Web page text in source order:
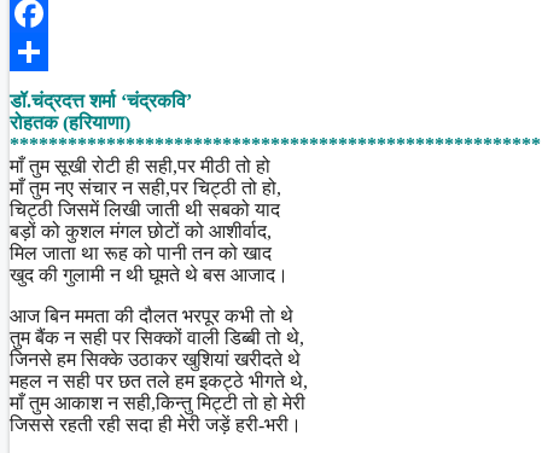
X
Facebook
Share
डॉ.चंद्रदत्त शर्मा ‘चंद्रकवि’
रोहतक (हरियाणा)
*******************************************************
माँ तुम सूखी रोटी ही सही,पर मीठी तो हो
माँ तुम नए संचार न सही,पर चिट्ठी तो हो,
चिट्ठी जिसमें लिखी जाती थी सबको याद
बड़ों को कुशल मंगल छोटों को आशीर्वाद,
मिल जाता था रूह को पानी तन को खाद
खुद की गुलामी न थी घूमते थे बस आजाद।
आज बिन ममता की दौलत भरपूर कभी तो थे
तुम बैंक न सही पर सिक्कों वाली डिब्बी तो थे,
जिनसे हम सिक्के उठाकर खुशियां खरीदते थे
महल न सही पर छत तले हम इकट्ठे भीगते थे,
माँ तुम आकाश न सही,किन्तु मिट्टी तो हो मेरी
जिससे रहती रही सदा ही मेरी जड़ें हरी-भरी।